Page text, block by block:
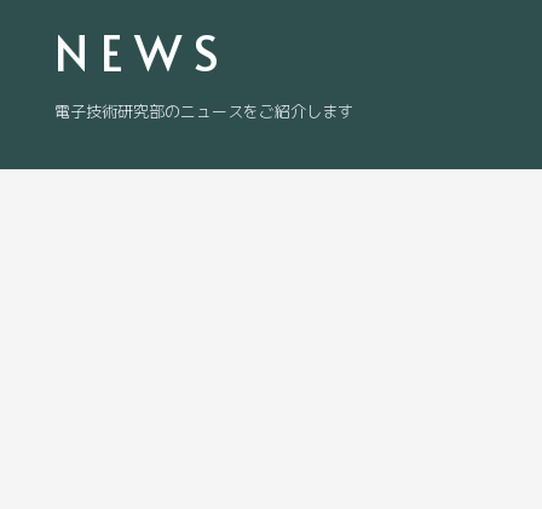
NEWS
電子技術研究部のニュースをご紹介します